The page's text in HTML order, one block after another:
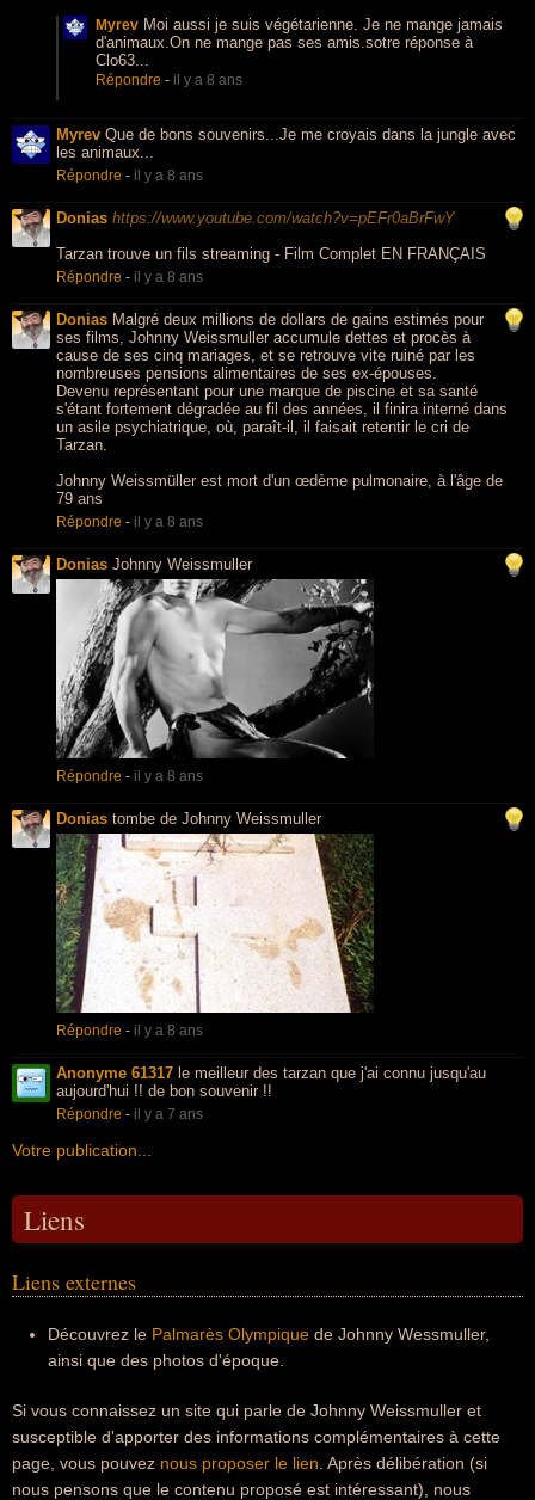
Myrev Moi aussi je suis végétarienne. Je ne mange jamais
d'animaux.On ne mange pas ses amis.sotre réponse à
Clo63...
Répondre - il y a 8 ans
Myrev Que de bons souvenirs...Je me croyais dans la jungle avec
les animaux...
Répondre - il y a 8 ans
Donias https://www.youtube.com/watch?v=pEFr0aBrFwY
Tarzan trouve un fils streaming - Film Complet EN FRANÇAIS
Répondre - il y a 8 ans
Donias Malgré deux millions de dollars de gains estimés pour
ses films, Johnny Weissmuller accumule dettes et procès à
cause de ses cinq mariages, et se retrouve vite ruiné par les
nombreuses pensions alimentaires de ses ex-épouses.
Devenu représentant pour une marque de piscine et sa santé
s'étant fortement dégradée au fil des années, il finira interné dans
un asile psychiatrique, où, paraît-il, il faisait retentir le cri de
Tarzan.
Johnny Weissmüller est mort d'un œdème pulmonaire, à l'âge de
79 ans
Répondre - il y a 8 ans
Donias Johnny Weissmuller
Répondre - il y a 8 ans
Donias tombe de Johnny Weissmuller
Répondre - il y a 8 ans
Anonyme 61317 le meilleur des tarzan que j'ai connu jusqu'au
aujourd'hui !! de bon souvenir !!
Répondre - il y a 7 ans
Votre publication...
Liens
Liens externes
Découvrez le Palmarès Olympique de Johnny Wessmuller,
ainsi que des photos d'époque.
Si vous connaissez un site qui parle de Johnny Weissmuller et
susceptible d'apporter des informations complémentaires à cette
page, vous pouvez nous proposer le lien . Après délibération (si
nous pensons que le contenu proposé est intéressant), nous